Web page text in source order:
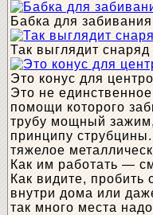
Бабка для
Так выглядит
Это конус для
Это не
помощи которого
трубу мощный
принципу
тяжелое
Как им работать —
Как видите, пробить
внутри дома или
так много места